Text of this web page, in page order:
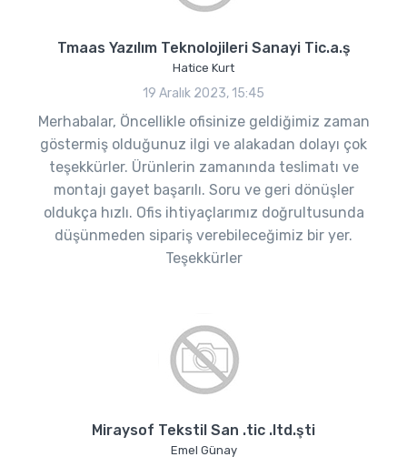
Tmaas Yazılım Teknolojileri Sanayi Tic.a.ş
Hatice Kurt
19 Aralık 2023, 15:45
Merhabalar, Öncellikle ofisinize geldiğimiz zaman
göstermiş olduğunuz ilgi ve alakadan dolayı çok
teşekkürler. Ürünlerin zamanında teslimatı ve
montajı gayet başarılı. Soru ve geri dönüşler
oldukça hızlı. Ofis ihtiyaçlarımız doğrultusunda
düşünmeden sipariş verebileceğimiz bir yer.
Teşekkürler
Miraysof Tekstil San .tic .ltd.şti
Emel Günay